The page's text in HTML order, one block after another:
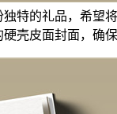
特的礼品，希
壳皮面封面，确